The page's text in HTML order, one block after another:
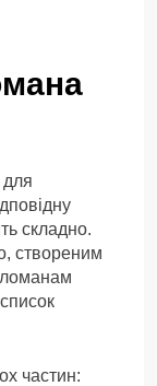
для
складно.
створеним
частин: